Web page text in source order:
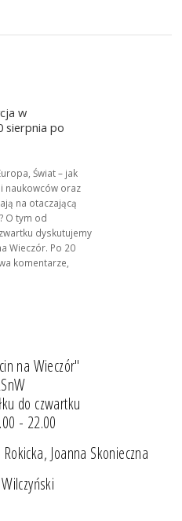
w
sierpnia po
Świat – jak
naukowców oraz
na otaczającą
O tym od
dyskutujemy
Wieczór. Po 20
komentarze,
na Wieczór"
do czwartku
- 22.00
Joanna Skonieczna